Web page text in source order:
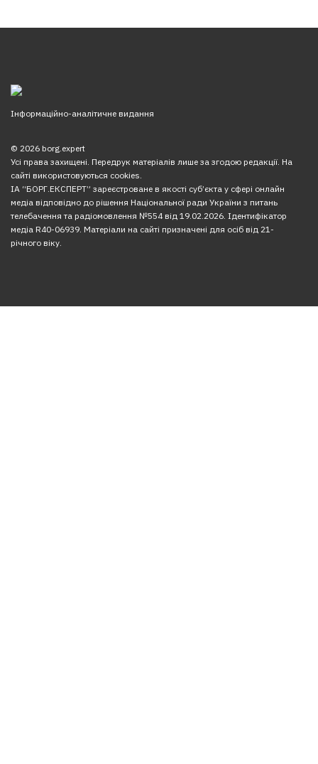
Інформаційно-аналітичне видання
© 2026 borg.expert
Усі права захищені. Передрук матеріалів лише за згодою редакції. На
сайті використовуються cookies.
ІА “БОРГ.ЕКСПЕРТ” зареєстроване в якості суб’єкта у сфері онлайн
медіа відповідно до рішення Національної ради України з питань
телебачення та радіомовлення №554 від 19.02.2026. Ідентифікатор
медіа R40-06939. Матеріали на сайті призначені для осіб від 21-
річного віку.